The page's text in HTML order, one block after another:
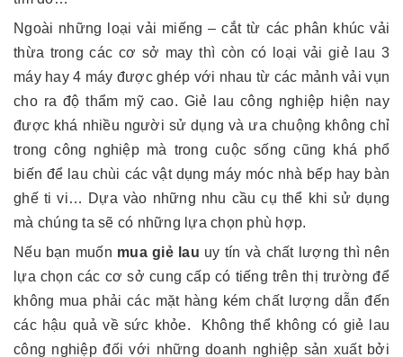
Ngoài những loại vải miếng – cắt từ các phân khúc vải
thừa trong các cơ sở may thì còn có loại vải giẻ lau 3
máy hay 4 máy được ghép với nhau từ các mảnh vải vụn
cho ra độ thẩm mỹ cao. Giẻ lau công nghiệp hiện nay
được khá nhiều người sử dụng và ưa chuộng không chỉ
trong công nghiệp mà trong cuộc sống cũng khá phổ
biến để lau chùi các vật dụng máy móc nhà bếp hay bàn
ghế ti vi… Dựa vào những nhu cầu cụ thể khi sử dụng
mà chúng ta sẽ có những lựa chọn phù hợp.
Nếu bạn muốn mua giẻ lau uy tín và chất lượng thì nên
lựa chọn các cơ sở cung cấp có tiếng trên thị trường để
không mua phải các mặt hàng kém chất lượng dẫn đến
các hậu quả về sức khỏe. Không thể không có giẻ lau
công nghiệp đối với những doanh nghiệp sản xuất bởi